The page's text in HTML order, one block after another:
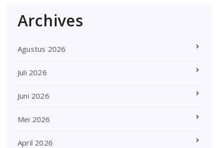
Archives
Agustus 2026
Juli 2026
Juni 2026
Mei 2026
April 2026